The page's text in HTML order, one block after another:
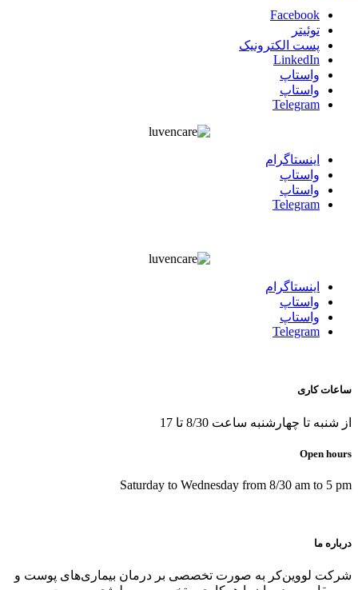
Facebook
توئیتر
پست الکترونیک
LinkedIn
واستاپ
واستاپ
Telegram
اينستاگرام
واستاپ
واستاپ
Telegram
اينستاگرام
واستاپ
واستاپ
Telegram
ساعات کاری
از شنبه تا چهارشنبه ساعت 8/30 تا 17
Open hours
Saturday to Wednesday from 8/30 am to 5 pm
درباره ما
شرکت لووین‌کر به صورت تخصصی بر درمان بیماری‌های پوست و